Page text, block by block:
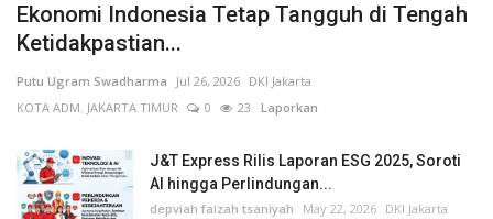
Ekonomi Indonesia Tetap Tangguh di Tengah
Ketidakpastian...
Putu Ugram Swadharma Jul 26, 2026 DKI Jakarta
KOTA ADM. JAKARTA TIMUR
0 23 Laporkan
J&T Express Rilis Laporan ESG 2025, Soroti
AI hingga Perlindungan...
depviah faizah tsaniyah May 22, 2026 DKI Jakarta